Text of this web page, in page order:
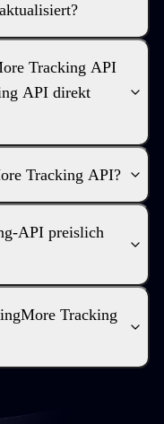
Tracking API
API direkt
Tracking API?
API preislich
Tracking